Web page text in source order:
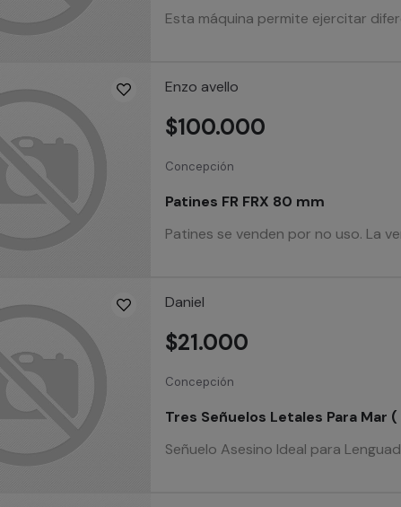
Esta máquina permite ejercitar
Enzo avello
Concepción
Patines FR FRX 80 mm
Patines se venden por no uso. La
$100.000
Daniel
Concepción
Tres Señuelos Letales Para Mar
Señuelo Asesino Ideal para
$21.000